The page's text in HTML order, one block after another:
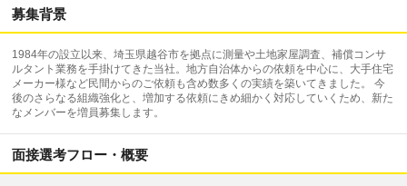
募集背景
1984年の設立以来、埼玉県越谷市を拠点に測量や土地家屋調査、補償コンサ
ルタント業務を手掛けてきた当社。地方自治体からの依頼を中心に、大手住宅
メーカー様など民間からのご依頼も含め数多くの実績を築いてきました。 今
後のさらなる組織強化と、増加する依頼にきめ細かく対応していくため、新た
なメンバーを増員募集します。
面接選考フロー・概要